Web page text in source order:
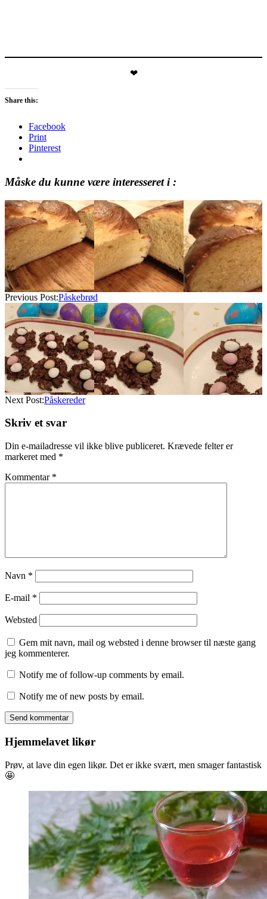
❤
Share this:
Facebook
Print
Pinterest
Måske du kunne være interesseret i :
2025-
04-
14
Previous Post:Påskebrød
Next Post:Påskereder
Skriv et svar
Din e-mailadresse vil ikke blive publiceret. Krævede felter er
markeret med *
Kommentar *
Navn *
E-mail *
Websted
Gem mit navn, mail og websted i denne browser til næste gang
jeg kommenterer.
Notify me of follow-up comments by email.
Notify me of new posts by email.
Hjemmelavet likør
Prøv, at lave din egen likør. Det er ikke svært, men smager fantastisk
🤩